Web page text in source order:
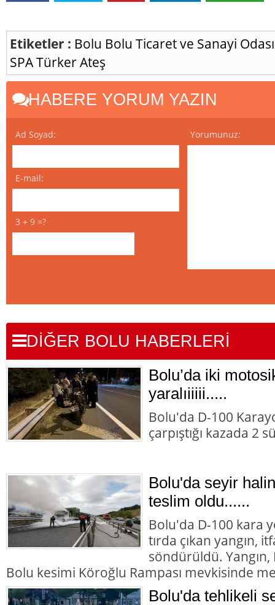
Etiketler : Bolu Bolu Ticaret ve Sanayi
SPATürker Ateş
HABERE YORUM YAZIN
Ad Soyad:
E-mail:
3 + 9 =?
Yorumunuz:
DİĞER BOLU HABERLERİ
Bolu’da iki
yaralıiiiii.....
Bolu'da D-100
çarpıştığı kazada 2
Bolu'da seyir
teslim oldu......
Bolu'da D-100 kara
tırda çıkan yangın,
söndürüldü.
Bolu kesimi Köroğlu Rampası mevkisinde
Bolu'da tehlikeli